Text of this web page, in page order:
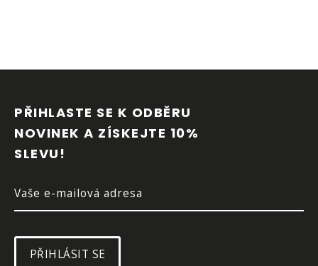
PŘIHLASTE SE K ODBĚRU
NOVINEK A ZÍSKEJTE 10%
SLEVU!
PŘIHLÁSIT SE